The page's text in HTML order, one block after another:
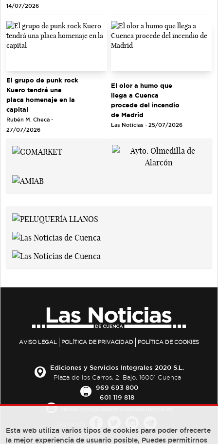
14/07/2026
El grupo de punk rock
Kuero tendrá una
placa homenaje en la
capital
Rubén M. Checa -
27/07/2026
El olor a humo que
llega a Cuenca
procede del incendio
de Madrid
Las Noticias - 25/07/2026
AVISO LEGAL POLÍTICA DE PRIVACIDAD POLÍTICA DE COOKIES
Ediciones y Servicios Integrales 2020 S.L.
Plaza de los Carros, 2. Bajo. 16001 Cuenca
969 693 800
601 119 818
Esta web utiliza varios tipos de cookies para poder ofrecerte
la mejor experiencia de usuario posible, Puedes permitirnos